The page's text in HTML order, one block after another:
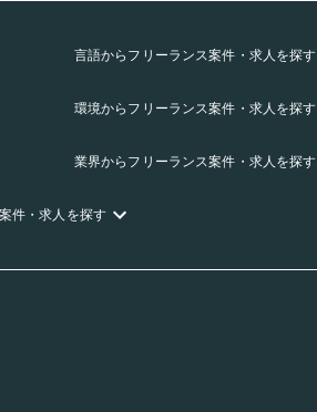
言語からフリーランス案件・求人を探す
環境からフリーランス案件・求人を探す
業界からフリーランス案件・求人を探す
案件・求人を探す